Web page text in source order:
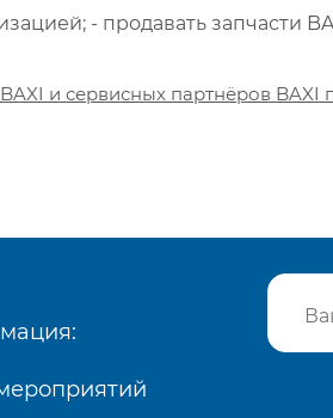
- продавать запчасти
и сервисных партнёров